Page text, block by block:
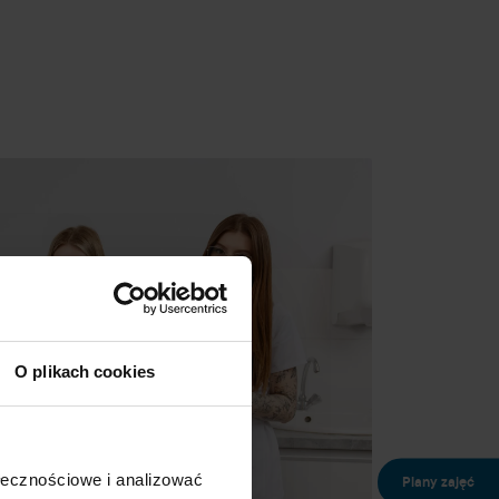
O plikach cookies
i analizować
Plany zajęć